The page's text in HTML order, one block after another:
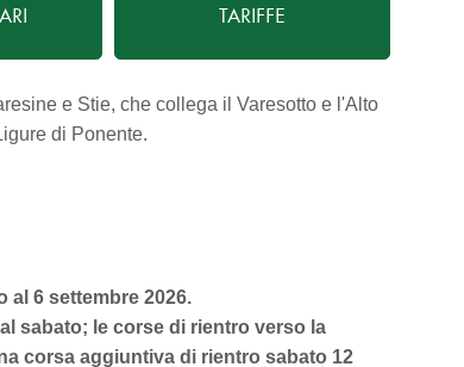
TARIFFE
e Stie, che collega il Varesotto e l'Alto
di Ponente.
al 6 settembre 2026.
sabato; le corse di rientro verso la
corsa aggiuntiva di rientro sabato 12